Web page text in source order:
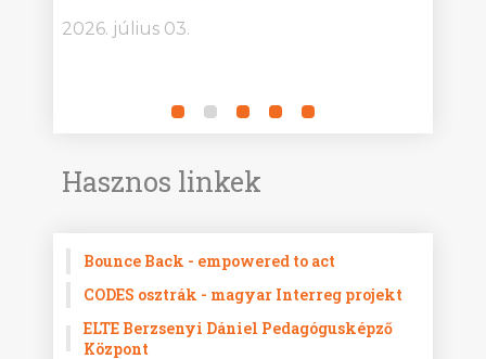
2026. július 03.
Hasznos linkek
Bounce Back - empowered to act
CODES osztrák - magyar Interreg projekt
ELTE Berzsenyi Dániel Pedagógusképző
Központ